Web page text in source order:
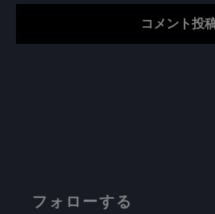
フォローする